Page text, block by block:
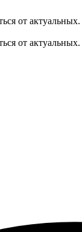
от актуальных.
от актуальных.